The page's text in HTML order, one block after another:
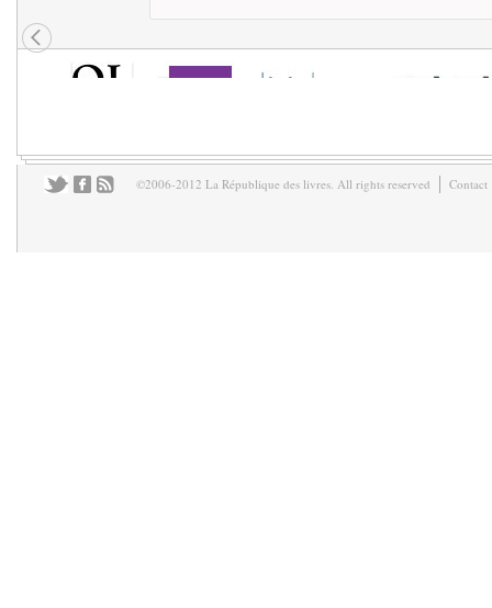
©2006-2012 La République des livres. All rights reserved Contact